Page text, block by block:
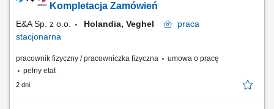
Kompletacja Zamówień
E&A Sp. z o.o. Holandia, Veghel
praca
stacjonarna
pracownik fizyczny / pracowniczka fizyczna
umowa o pracę
pełny etat
2 dni